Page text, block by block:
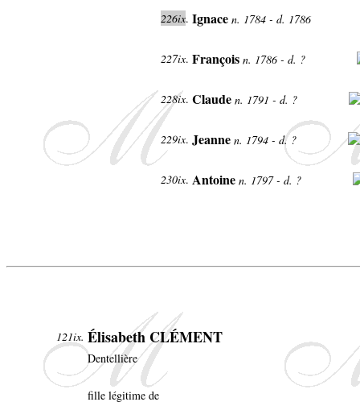
226ix. Ignace n. 1784 - d. 1786
227ix. François n. 1786 - d. ?
228ix. Claude n. 1791 - d. ?
229ix. Jeanne n. 1794 - d. ?
230ix. Antoine n. 1797 - d. ?
121ix. Élisabeth CLÉMENT
Dentellière
fille légitime de